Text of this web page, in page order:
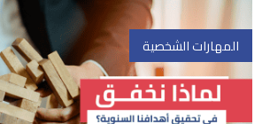
المهارات الشخصية